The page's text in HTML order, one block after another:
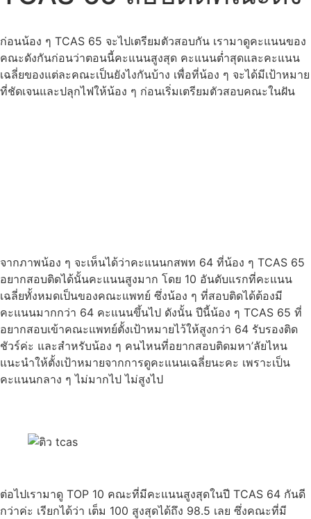
ก่อนน้อง ๆ TCAS 65 จะไปเตรียมตัวสอบกัน เรามาดูคะแนนของ
คณะดังกันก่อนว่าตอนนี้คะแนนสูงสุด คะแนนต่ำสุดและคะแนน
เฉลี่ยของแต่ละคณะเป็นยังไงกันบ้าง เพื่อที่น้อง ๆ จะได้มีเป้าหมาย
ที่ชัดเจนและปลุกไฟให้น้อง ๆ ก่อนเริ่มเตรียมตัวสอบคณะในฝัน
จากภาพน้อง ๆ จะเห็นได้ว่าคะแนนกสพท 64 ที่น้อง ๆ TCAS 65
อยากสอบติดได้นั้นคะแนนสูงมาก โดย 10 อันดับแรกที่คะแนน
เฉลี่ยทั้งหมดเป็นของคณะแพทย์ ซึ่งน้อง ๆ ที่สอบติดได้ต้องมี
คะแนนมากกว่า 64 คะแนนขึ้นไป ดังนั้น ปีนี้น้อง ๆ TCAS 65 ที่
อยากสอบเข้าคณะแพทย์ตั้งเป้าหมายไว้ให้สูงกว่า 64 รับรองติด
ชัวร์ค่ะ และสำหรับน้อง ๆ คนไหนที่อยากสอบติดมหา’ลัยไหน
แนะนำให้ตั้งเป้าหมายจากการดูคะแนนเฉลี่ยนะคะ เพราะเป็น
คะแนนกลาง ๆ ไม่มากไป ไม่สูงไป
ต่อไปเรามาดู TOP 10 คณะที่มีคะแนนสูงสุดในปี TCAS 64 กันดี
กว่าค่ะ เรียกได้ว่า เต็ม 100 สูงสุดได้ถึง 98.5 เลย ซึ่งคณะที่มี